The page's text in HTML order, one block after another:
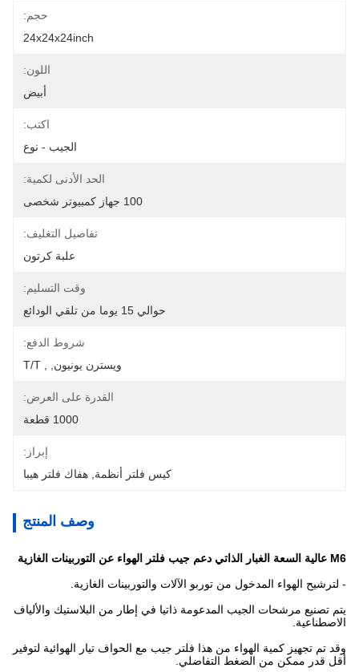
حجم:
24x24x24inch
اللون:
أبيض
اكتب:
الجيب - نوع
الحد الأدنى لكمية:
100 جهاز كمبيوتر شخصى
تفاصيل التغليف:
علبة كرتون
وقت التسليم:
حوالي 15 يوما من تلقي الودائع
شروط الدفع:
ويسترن يونيون, , T/T
القدرة على العرض:
1000 قطعة
إبراز:
كيس فلتر أنظمة هفاك فلتر هيبا
وصف المنتج
M6 عالية السعة الغبار الذاتي دعم جيب فلتر الهواء عن التوربينات الغازية
- لترشيح الهواء المدخول من توربو الآلات والتوربينات الغازية.
يتم تصنيع مرشحات الجيب المدعومة ذاتيا في إطار من البلاستيك والألياف
الاصطناعية.
وقد تم تجهيز كمية الهواء من هذا فلتر جيب مع الحواف تيار الهوائية لتوفير
أقل قدر ممكن من الضغط التفاضلي.